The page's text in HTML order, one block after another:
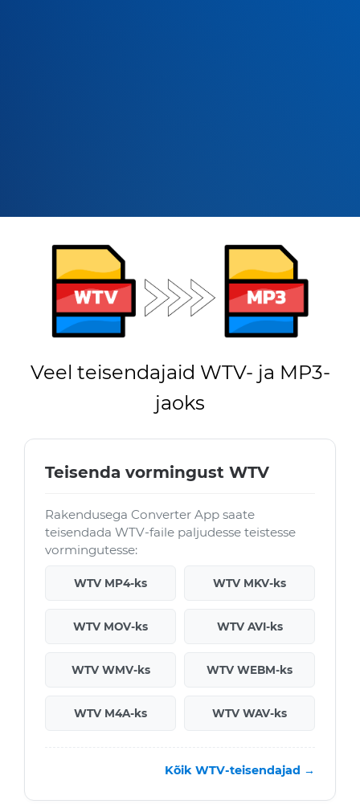
Veel teisendajaid WTV- ja MP3-
jaoks
Teisenda vormingust WTV
Rakendusega Converter App saate
teisendada WTV-faile paljudesse teistesse
vormingutesse:
WTV MP4-ks WTV MKV-ks
WTV MOV-ks WTV AVI-ks
WTV WMV-ks WTV WEBM-ks
WTV M4A-ks WTV WAV-ks
Kõik WTV-teisendajad →